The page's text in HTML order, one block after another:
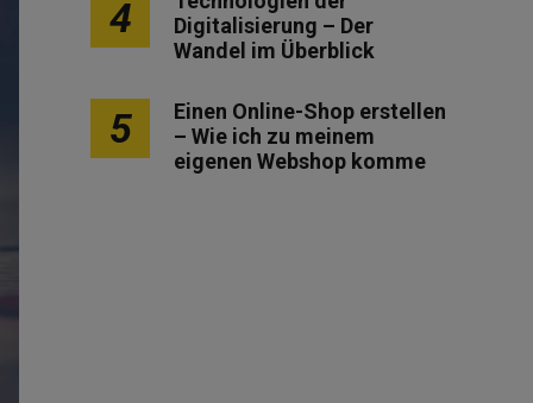
4
Digitalisierung – Der
Wandel im Überblick
5
Einen Online-Shop erstellen
– Wie ich zu meinem
eigenen Webshop komme